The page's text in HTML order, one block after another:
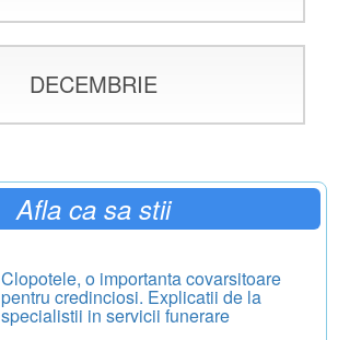
DECEMBRIE
Afla ca sa stii
Clopotele, o importanta covarsitoare
pentru credinciosi. Explicatii de la
specialistii in servicii funerare